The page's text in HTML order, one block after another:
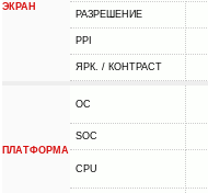
ЭКРАН
РАЗРЕШЕНИЕ
PPI
ЯРК. / КОНТРАСТ
ПЛАТФОРМА
ОС
SOC
CPU